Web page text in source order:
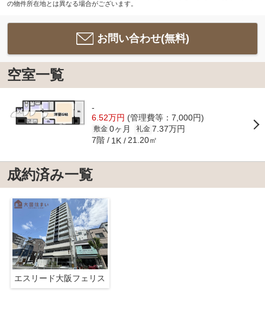
の物件所在地とは異なる場合がございます。
お問い合わせ(無料)
空室一覧
-
6.52万円 (管理費等：7,000円)
敷金 0ヶ月 礼金 7.37万円
7階 1K 21.20㎡
成約済み一覧
エスリード大阪フェリス